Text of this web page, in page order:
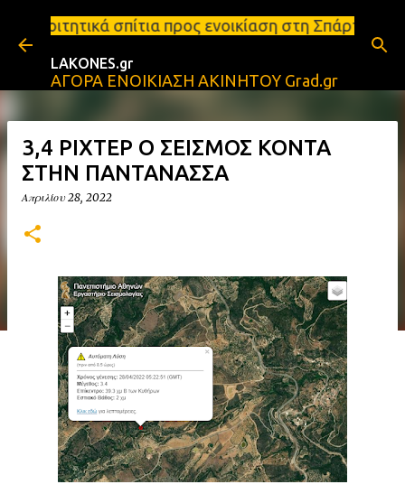
Μετάβαση στο κύριο περιεχόμενο
προς ενοικίαση στη Σπάρτη Ενοικιάσεις
LAKONES.gr
ΑΓΟΡΑ ΕΝΟΙΚΙΑΣΗ ΑΚΙΝΗΤΟΥ Grad.gr
3,4 ΡΙΧΤΕΡ Ο ΣΕΙΣΜΟΣ ΚΟΝΤΑ
ΣΤΗΝ ΠΑΝΤΑΝΑΣΣΑ
Απριλίου 28, 2022